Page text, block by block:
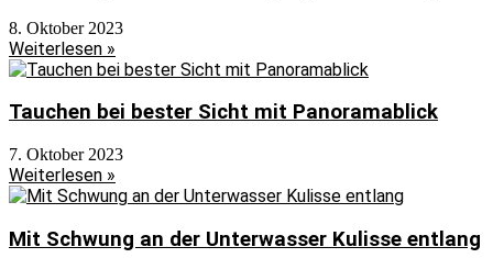
8. Oktober 2023
Weiterlesen »
Tauchen bei bester Sicht mit Panoramablick
7. Oktober 2023
Weiterlesen »
Mit Schwung an der Unterwasser Kulisse entlang